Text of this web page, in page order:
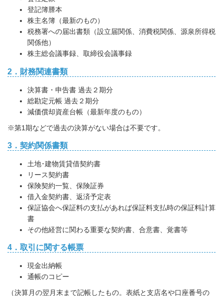
登記簿謄本
株主名簿（最新のもの）
税務署への届出書類（設立届関係、消費税関係、源泉所得税
関係他）
株主総会議事録、取締役会議事録
2．財務関連書類
決算書・申告書 過去２期分
総勘定元帳 過去２期分
減価償却資産台帳（最新年度のもの）
※第1期などで過去の決算がない場合は不要です。
3．契約関係書類
土地･建物賃貸借契約書
リース契約書
保険契約一覧、保険証券
借入金契約書、返済予定表
保証協会へ保証料の支払があれば保証料支払時の保証料計算
書
その他経営に関わる重要な契約書、合意書、覚書等
4．取引に関する帳票
現金出納帳
通帳のコピー
（決算月の翌月末まで記帳したもの。表紙と支店名や口座番号の